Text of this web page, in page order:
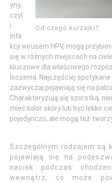
Od czego kurzajki?
yny,
czyl
i
infe
kcji wirusem HPV, mogą
się w różnych miejscach na
kluczowe dla właściwego
leczenia. Najczęściej
zazwyczaj pojawiają się na
Charakteryzują się szorstką,
mieć kolor skóry lub być lekko
pojedynczo, ale mogą też
Szczególnym rodzajem są
pojawiają się na
nacisk podczas
wewnątrz, co może